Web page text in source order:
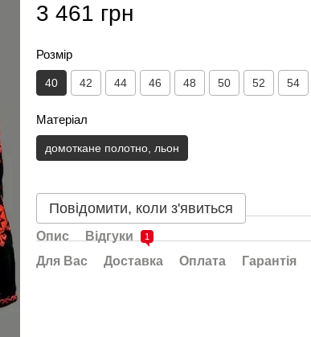
3 461 грн
Розмір
40 42 44 46 48 50 52 54
Матеріал
домоткане полотно, льон
Повідомити, коли з'явиться
Опис Відгуки 1
Для Вас Доставка Оплата Гарантія